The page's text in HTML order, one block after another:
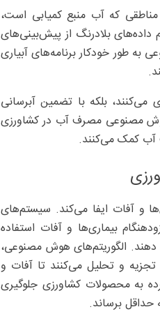
که آب منبع کمیابی است،
بلادرنگ از پیش‌بینی‌های
طور خودکار برنامه‌‌های آبیاری
بلکه با تضمین آبرسانی
مصنوعی مصرف آب در کشاورزی
و آفات ایفا می‌کند. سیستم‌های
بیماری‌ها و آفات استفاده
دهند. الگوریتم‌های هوش مصنوعی،
تجزیه و تحلیل می‌کنند تا آفات و
به محصولات کشاورزی جلوگیری
برساند.